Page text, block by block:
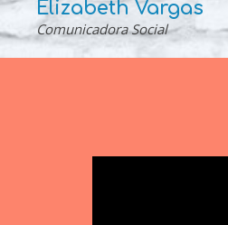
Elizabeth Vargas
Comunicadora Social